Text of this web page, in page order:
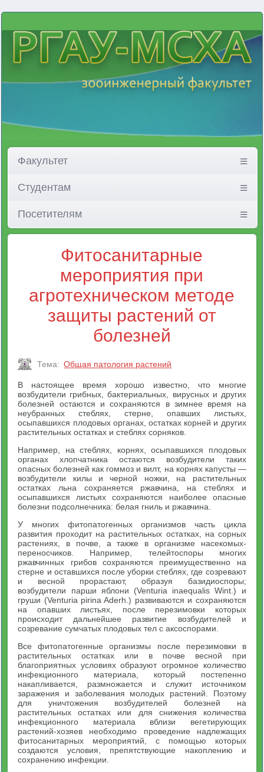
Факультет
Студентам
Посетителям
Фитосанитарные
мероприятия при
агротехническом методе
защиты растений от
болезней
Тема: Общая патология растений
В настоящее время хорошо известно, что многие
возбудители грибных, бактериальных, вирусных и других
болезней остаются и сохраняются в зимнее время на
неубранных стеблях, стерне, опавших листьях,
осыпавшихся плодовых органах, остатках корней и других
растительных остатках и стеблях сорняков.
Например, на стеблях, корнях, осыпавшихся плодовых
органах хлопчатника остаются возбудители таких
опасных болезней как гоммоз и вилт, на корнях капусты —
возбудители килы и черной ножки, на растительных
остатках льна сохраняется ржавчина, на стеблях и
осыпавшихся листьях сохраняются наиболее опасные
болезни подсолнечника: белая гниль и ржавчина.
У многих фитопатогенных организмов часть цикла
развития проходит на растительных остатках, на сорных
растениях, в почве, а также в организме насекомых-
переносчиков. Например, телейтоспоры многих
ржавчинных грибов сохраняются преимущественно на
стерне и оставшихся после уборки стеблях, где созревают
и весной прорастают, образуя базидиоспоры;
возбудители парши яблони (Venturia inaequalis Wint.) и
груши (Venturia pirina Aderh.) развиваются и сохраняются
на опавших листьях, после перезимовки которых
происходит дальнейшее развитие возбудителей и
созревание сумчатых плодовых тел с аксоспорами.
Все фитопатогенные организмы после перезимовки в
растительных остатках или в почве весной при
благоприятных условиях образуют огромное количество
инфекционного материала, который постепенно
накапливается, размножается и служит источником
заражения и заболевания молодых растений. Поэтому
для уничтожения возбудителей болезней на
растительных остатках или для снижения количества
инфекционного материала вблизи вегетирующих
растений-хозяев необходимо проведение надлежащих
фитосанитарных мероприятий, с помощью которых
создаются условия, препятствующие накоплению и
сохранению инфекции.